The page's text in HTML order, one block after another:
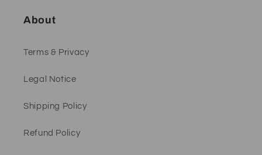
About
Terms & Privacy
Legal Notice
Shipping Policy
Refund Policy